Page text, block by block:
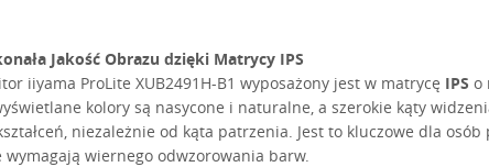
Jakość Obrazu dzięki Matrycy IPS
iiyama ProLite XUB2491H-B1 wyposażony jest w matrycę IPS o
kolory są nasycone i naturalne, a szerokie kąty
niezależnie od kąta patrzenia. Jest to kluczowe dla
wymagają wiernego odwzorowania barw.